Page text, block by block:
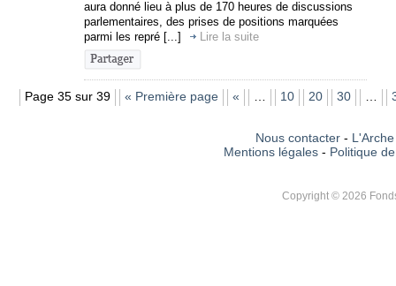
aura donné lieu à plus de 170 heures de discussions
parlementaires, des prises de positions marquées
parmi les repré [...]
Lire la suite
Page 35 sur 39 « Première page « 10 20 30
Nous contacter-
Mentions légales - Politique
Copyright © 2026